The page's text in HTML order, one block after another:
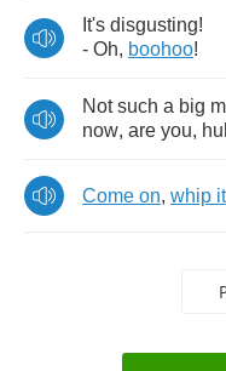
It's disgusting!
- Oh, boohoo!
Not such a big
now, are you,
Come on, whip it